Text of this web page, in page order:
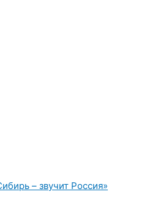
– звучит Россия»